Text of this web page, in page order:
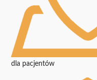
dla pacjentów